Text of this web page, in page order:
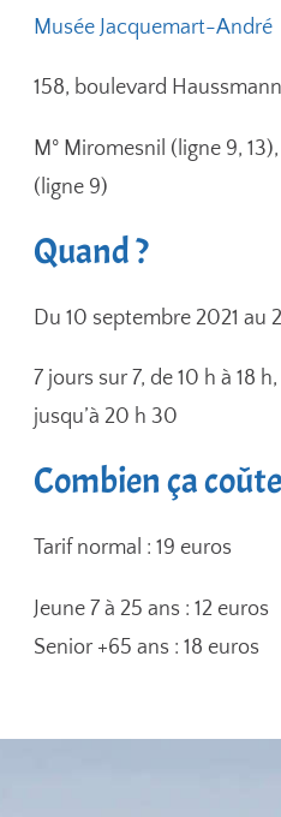
Musée Jacquemart-André
158, boulevard
M° Miromesnil (ligne 9,
(ligne 9)
Quand ?
Du 10 septembre 2021 au
7 jours sur 7, de 10 h à 18
jusqu’à 20 h 30
Combien ça
Tarif normal : 19 euros
Jeune 7 à 25 ans : 12 euros
Senior +65 ans : 18 euros